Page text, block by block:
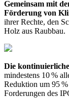
Gemeinsam mit
Förderung von
ihrer Rechte, den
Holz aus Raubbau.
Die
mindestens 10 %
Reduktion um 95
Forderungen des